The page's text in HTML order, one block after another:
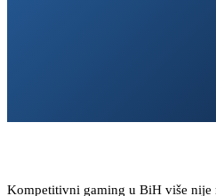
Kompetitivni gaming u BiH više nije